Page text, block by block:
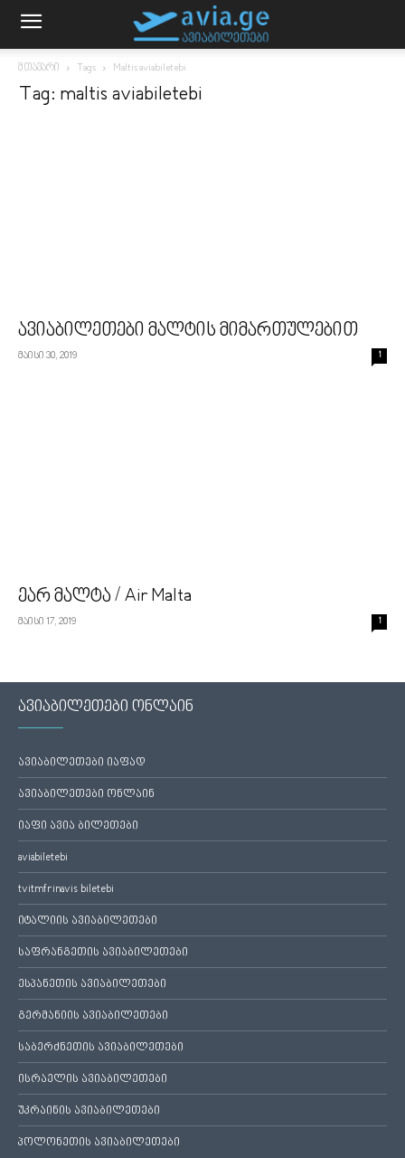
მთავარი Tags Maltis aviabiletebi
Tag: maltis aviabiletebi
ავიაბილეთები მალტის მიმართულებით
მაისი 30, 2019 1
ეარ მალტა / Air Malta
მაისი 17, 2019 1
ავიაბილეთები ონლაინ
ავიაბილეთები იაფად
ავიაბილეთები ონლაინ
იაფი ავია ბილეთები
aviabiletebi
tvitmfrinavis biletebi
იტალიის ავიაბილეთები
საფრანგეთის ავიაბილეთები
ესპანეთის ავიაბილეთები
გერმანიის ავიაბილეთები
საბერძნეთის ავიაბილეთები
ისრაელის ავიაბილეთები
უკრაინის ავიაბილეთები
პოლონეთის ავიაბილეთები